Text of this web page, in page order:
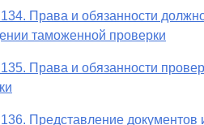
Права и обязанности
таможенной проверки
Права и обязанности
Представление